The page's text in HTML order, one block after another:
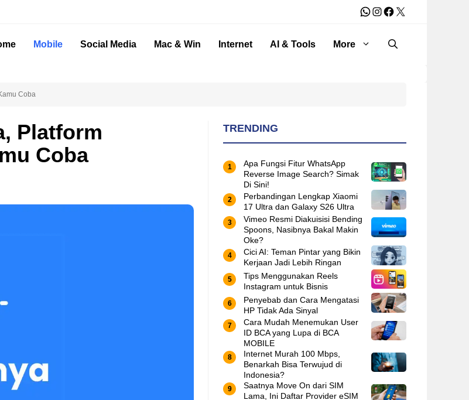
WhatsApp
Instagram
Facebook
X
Mobile Social Media Mac & Win Internet AI & Tools More
Coba
Platform
Coba
TRENDING
Apa Fungsi Fitur WhatsApp
Reverse Image Search? Simak
Di Sini!
Perbandingan Lengkap Xiaomi
17 Ultra dan Galaxy S26 Ultra
Vimeo Resmi Diakuisisi Bending
Spoons, Nasibnya Bakal Makin
Oke?
Cici AI: Teman Pintar yang Bikin
Kerjaan Jadi Lebih Ringan
Tips Menggunakan Reels
Instagram untuk Bisnis
Penyebab dan Cara Mengatasi
HP Tidak Ada Sinyal
Cara Mudah Menemukan User
ID BCA yang Lupa di BCA
MOBILE
Internet Murah 100 Mbps,
Benarkah Bisa Terwujud di
Indonesia?
Saatnya Move On dari SIM
Lama, Ini Daftar Provider eSIM